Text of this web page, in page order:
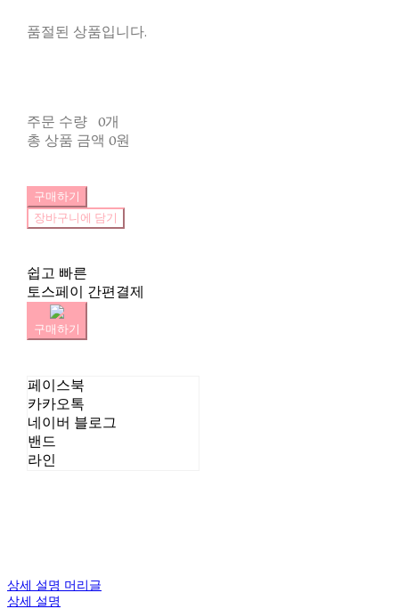
품절된 상품입니다.
주문 수량
0개
총 상품 금액 0원
구매하기
장바구니에 담기
쉽고 빠른
토스페이 간편결제
구매하기
페이스북
카카오톡
네이버 블로그
밴드
라인
상세 설명 머리글
상세 설명